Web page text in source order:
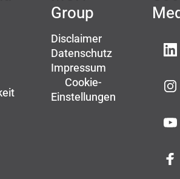
Group
Disclaimer
Datenschutz
Impressum
Cookie-
Einstellungen